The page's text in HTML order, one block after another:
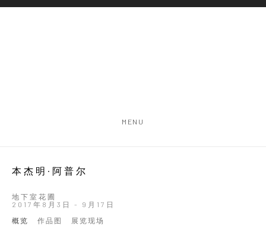
MENU
本杰明·阿普尔
地下室花圃
2017年8月3日 - 9月17日
概览
作品图 展览现场